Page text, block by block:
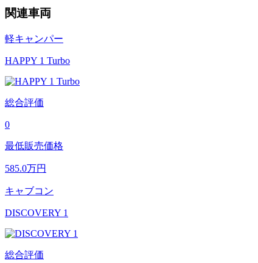
関連車両
軽キャンパー
HAPPY 1 Turbo
総合評価
0
最低販売価格
585.0万円
キャブコン
DISCOVERY 1
総合評価